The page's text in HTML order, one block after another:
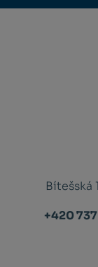
Bítešská
+420 737